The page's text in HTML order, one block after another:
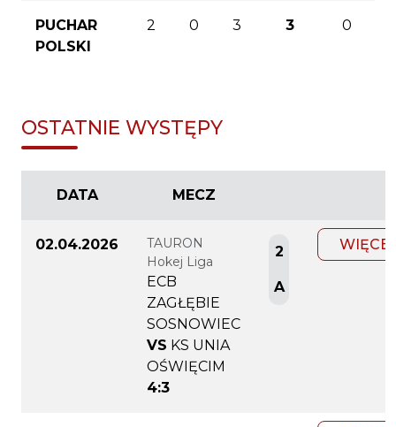
PUCHAR
POLSKI
2 0 3 3 0
OSTATNIE WYSTĘPY
DATA MECZ
02.04.2026
TAURON
Hokej Liga
ECB
ZAGŁĘBIE
SOSNOWIEC
VS KS UNIA
OŚWIĘCIM
4:3
2
A
WIĘCEJ